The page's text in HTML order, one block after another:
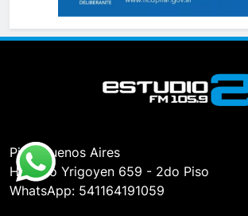
Pilar, Buenos Aires
Hipólito Yrigoyen 659 - 2do Piso
WhatsApp: 541164191059